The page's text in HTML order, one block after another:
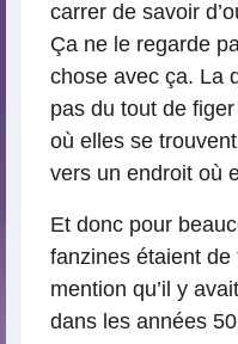
carrer de savoir
Ça ne le regarde
chose avec ça. La
pas du tout de
où elles se
vers un endroit où
Et donc pour
fanzines étaient
mention qu’il y
dans les années